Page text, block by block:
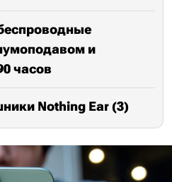
и
часов
Nothing Ear (3)